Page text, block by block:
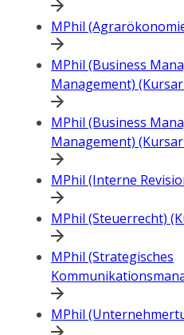
MPhil
MPhil (Business
Management)
MPhil (Business
Management)
MPhil (Interne
MPhil (Steuerrecht)
MPhil (Strategisches
MPhil